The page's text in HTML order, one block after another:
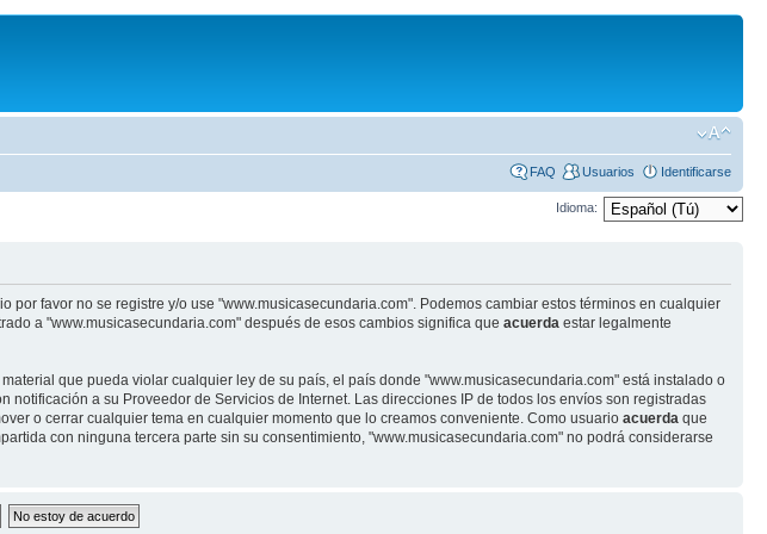
FAQ Usuarios Identificarse
Idioma:
por favor no se registre y/o use "www.musicasecundaria.com". Podemos cambiar estos términos en cualquier
a "www.musicasecundaria.com" después de esos cambios significa que acuerda estar legalmente
que pueda violar cualquier ley de su país, el país donde "www.musicasecundaria.com" está instalado o
a su Proveedor de Servicios de Internet. Las direcciones IP de todos los envíos son registradas
o cerrar cualquier tema en cualquier momento que lo creamos conveniente. Como usuario acuerda que
con ninguna tercera parte sin su consentimiento, "www.musicasecundaria.com" no podrá considerarse